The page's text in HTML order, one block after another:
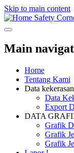
Skip to main content
Safety
Main
Home
Tentang Kami
Data kekerasan
Data
Export
DATA
Grafik
Grafik
Grafik